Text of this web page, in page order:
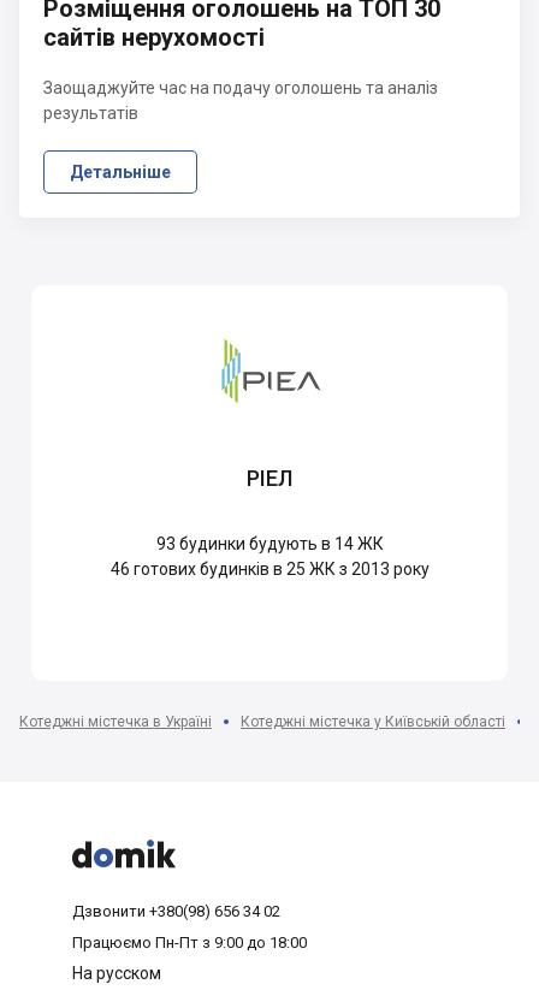
Розміщення оголошень на ТОП 30
сайтів нерухомості
Заощаджуйте час на подачу оголошень та аналіз
результатів
Детальніше
РІЕЛ
93 будинки будують в 14 ЖК
46 готових будинків в 25 ЖК з 2013 року
Котеджні містечка в Україні Котеджні містечка у Київській області



Дзвонити +380(98) 656 34 02
Працюємо Пн-Пт з 9:00 до 18:00
На русском